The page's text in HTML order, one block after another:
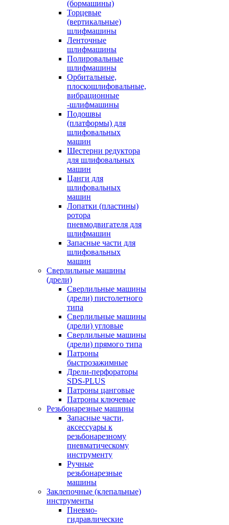
(бормашины)
Торцевые
(вертикальные)
шлифмашины
Ленточные
шлифмашины
Полировальные
шлифмашины
Орбитальные,
плоскошлифовальные,
вибрационные
-шлифмашины
Подошвы
(платформы) для
шлифовальных
машин
Шестерни редуктора
для шлифовальных
машин
Цанги для
шлифовальных
машин
Лопатки (пластины)
ротора
пневмодвигателя для
шлифмашин
Запасные части для
шлифовальных
машин
Сверлильные машины
(дрели)
Сверлильные машины
(дрели) пистолетного
типа
Сверлильные машины
(дрели) угловые
Сверлильные машины
(дрели) прямого типа
Патроны
быстрозажимные
Дрели-перфораторы
SDS-PLUS
Патроны цанговые
Патроны ключевые
Резьбонарезные машины
Запасные части,
аксессуары к
резьбонарезному
пневматическому
инструменту
Ручные
резьбонарезные
машины
Заклепочные (клепальные)
инструменты
Пневмо-
гидравлические